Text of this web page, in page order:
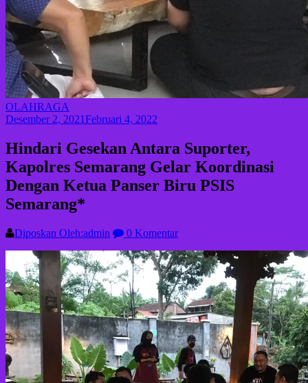
OLAHRAGA
Desember 2, 2021Februari 4, 2022
Hindari Gesekan Antara Suporter,
Kapolres Semarang Gelar Koordinasi
Dengan Ketua Panser Biru PSIS
Semarang*
Diposkan Oleh:admin 0 Komentar